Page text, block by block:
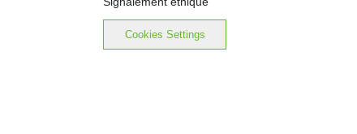
Cookies Settings